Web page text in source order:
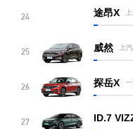
24 途昂X
25 威然 上
26 探岳X
27 ID.7